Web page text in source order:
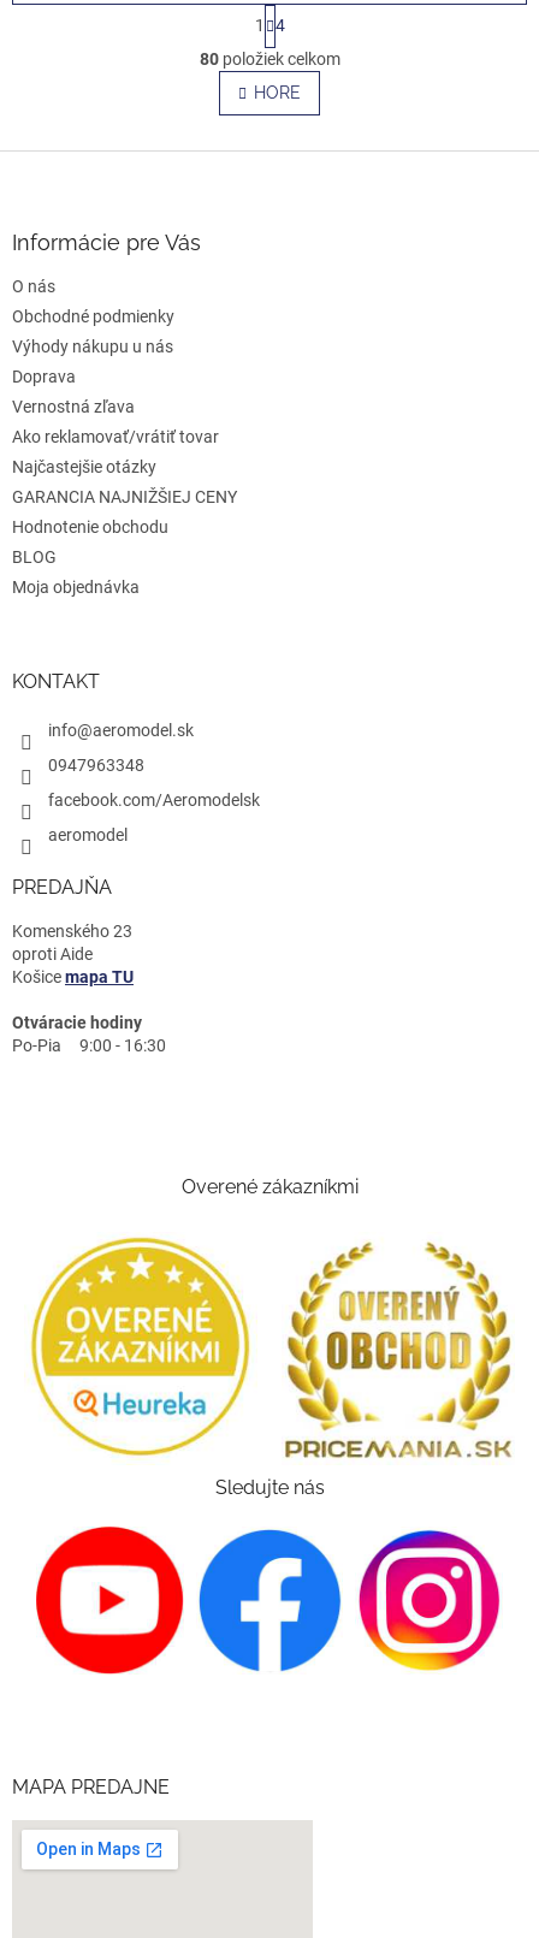
O
v
l
á
S
t
r
á
n
k
v
1
4
80položiek celkom
HORE
e
Informácie pre Vás
O nás
Obchodné podmienky
Výhody nákupu u nás
Doprava
Vernostná zľava
Ako reklamovať/vrátiť tovar
Najčastejšie otázky
GARANCIA NAJNIŽŠIEJ CENY
Hodnotenie obchodu
BLOG
Moja objednávka
KONTAKT
info@aeromodel.sk
0947963348
facebook.com/Aeromodelsk
aeromodel
PREDAJŇA
Komenského 23
oproti Aide
Košicemapa TU
Otváracie hodiny
Po-Pia 9:00 - 16:30
Overené zákazníkmi
Sledujte nás
MAPA PREDAJNE